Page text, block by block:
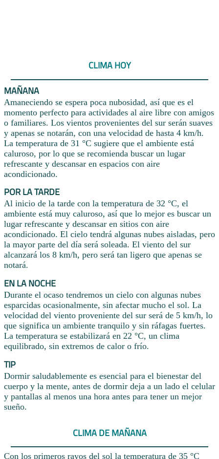
CLIMA HOY
MAÑANA
Amaneciendo se espera poca nubosidad, así que es el
momento perfecto para actividades al aire libre con amigos
o familiares. Los vientos provenientes del sur serán suaves
y apenas se notarán, con una velocidad de hasta 4 km/h.
La temperatura de 31 °C sugiere que el ambiente está
caluroso, por lo que se recomienda buscar un lugar
refrescante y descansar en espacios con aire
acondicionado.
POR LA TARDE
Al inicio de la tarde con la temperatura de 32 °C, el
ambiente está muy caluroso, así que lo mejor es buscar un
lugar refrescante y descansar en sitios con aire
acondicionado. El cielo tendrá algunas nubes aisladas, pero
la mayor parte del día será soleada. El viento del sur
alcanzará los 8 km/h, pero será tan ligero que apenas se
notará.
EN LA NOCHE
Durante el ocaso tendremos un cielo con algunas nubes
esparcidas ocasionalmente, sin afectar mucho el sol. La
velocidad del viento proveniente del sur será de 5 km/h, lo
que significa un ambiente tranquilo y sin ráfagas fuertes.
La temperatura se estabilizará en 22 °C, un clima
equilibrado, sin extremos de calor o frío.
TIP
Dormir saludablemente es esencial para el bienestar del
cuerpo y la mente, antes de dormir deja a un lado el celular
y pantallas al menos una hora antes para tener un mejor
sueño.
CLIMA DE MAÑANA
Con los primeros rayos del sol la temperatura de 35 °C